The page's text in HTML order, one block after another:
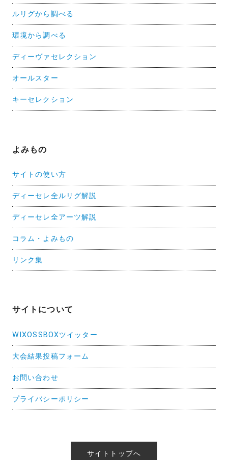
ルリグから調べる
環境から調べる
ディーヴァセレクション
オールスター
キーセレクション
よみもの
サイトの使い方
ディーセレ全ルリグ解説
ディーセレ全アーツ解説
コラム・よみもの
リンク集
サイトについて
WIXOSSBOXツイッター
大会結果投稿フォーム
お問い合わせ
プライバシーポリシー
サイトトップへ